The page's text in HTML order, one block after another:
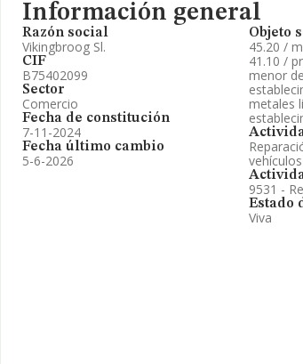
Información general
Razón social
Vikingbroog Sl.
CIF
B75402099
Sector
Comercio
Fecha de constitución
7-11-2024
Fecha último cambio
5-6-2026
Objeto
45.20 /
41.10 /
menor
metales
vehículos
9531 -
Estado
Viva